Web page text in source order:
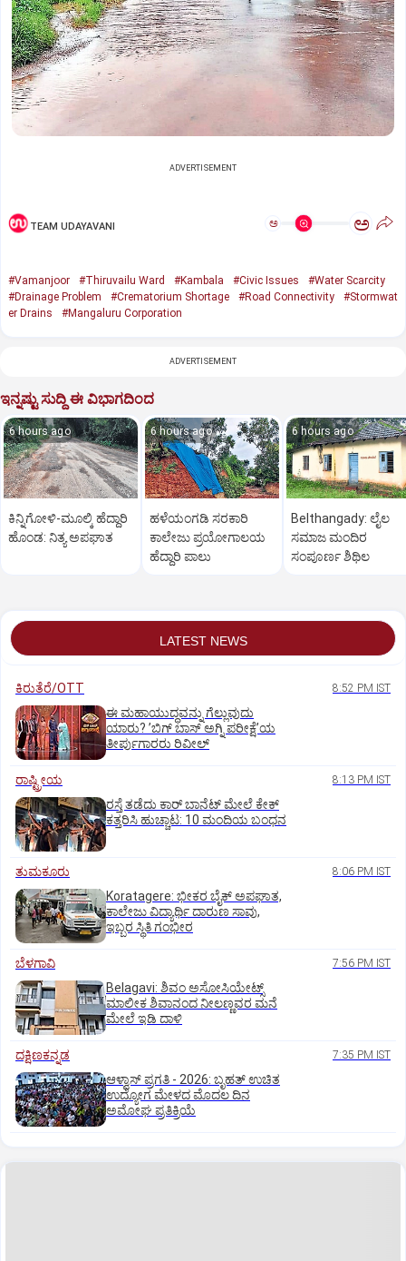
ADVERTISEMENT
TEAM UDAYAVANI ಅ ಅ
#Vamanjoor #Thiruvailu Ward #Kambala #Civic Issues
#Water Scarcity
#Drainage Problem
#Crematorium Shortage #Road Connectivity
#Stormwat
er Drains
#Mangaluru Corporation
ADVERTISEMENT
ಇನ್ನಷ್ಟು ಸುದ್ದಿ ಈ ವಿಭಾಗದಿಂದ
6 hours ago
ಕಿನ್ನಿಗೋಳಿ-ಮೂಲ್ಕಿ ಹೆದ್ದಾರಿ
ಹೊಂಡ: ನಿತ್ಯ ಅಪಘಾತ
6 hours ago
ಹಳೆಯಂಗಡಿ ಸರಕಾರಿ
ಕಾಲೇಜು ಪ್ರಯೋಗಾಲಯ
ಹೆದ್ದಾರಿ ಪಾಲು
6 hours ago
Belthangady: ಲೈಲ
ಸಮಾಜ ಮಂದಿರ
ಸಂಪೂರ್ಣ ಶಿಥಿಲ
LATEST NEWS
ಕಿರುತೆರೆ/OTT 8:52 PM IST
ಈ ಮಹಾಯುದ್ಧವನ್ನು ಗೆಲ್ಲುವುದು
ಯಾರು? ʼಬಿಗ್‌ ಬಾಸ್‌ ಅಗ್ನಿ ಪರೀಕ್ಷೆʼಯ
ತೀರ್ಪುಗಾರರು ರಿವೀಲ್
ರಾಷ್ಟ್ರೀಯ 8:13 PM IST
ರಸ್ತೆ ತಡೆದು ಕಾರ್ ಬಾನೆಟ್ ಮೇಲೆ ಕೇಕ್
ಕತ್ತರಿಸಿ ಹುಚ್ಚಾಟ: 10 ಮಂದಿಯ ಬಂಧನ
ತುಮಕೂರು 8:06 PM IST
Koratagere: ಭೀಕರ ಬೈಕ್ ಅಪಘಾತ,
ಕಾಲೇಜು ವಿದ್ಯಾರ್ಥಿ ದಾರುಣ ಸಾವು,
ಇಬ್ಬರ ಸ್ಥಿತಿ ಗಂಭೀರ
ಬೆಳಗಾವಿ 7:56 PM IST
Belagavi: ಶಿವಂ ಅಸೋಸಿಯೇಟ್ಸ್
ಮಾಲೀಕ ಶಿವಾನಂದ ನೀಲಣ್ಣವರ ಮನೆ
ಮೇಲೆ ಇಡಿ‌ ದಾಳಿ
ದಕ್ಷಿಣಕನ್ನಡ 7:35 PM IST
ಆಳ್ವಾಸ್‌ ಪ್ರಗತಿ - 2026: ಬೃಹತ್ ಉಚಿತ
ಉದ್ಯೋಗ ಮೇಳದ ಮೊದಲ ದಿನ
ಅಮೋಘ ಪ್ರತಿಕ್ರಿಯೆ